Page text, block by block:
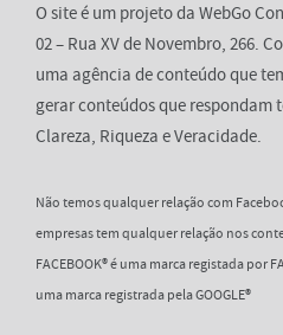
O site é um projeto da WebGo
02 – Rua XV de Novembro, 266.
uma agência de conteúdo que
gerar conteúdos que respondam
Clareza, Riqueza e Veracidade.
Não temos qualquer relação com
empresas tem qualquer relação nos
FACEBOOK® é uma marca registada por
uma marca registrada pela GOOGLE®